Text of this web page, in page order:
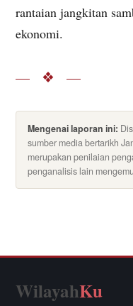
rantaian jangkitan
ekonomi.
— ❖ —
Mengenai laporan ini:
sumber media bertarikh
merupakan penilaian
penganalisis lain
WilayahKu